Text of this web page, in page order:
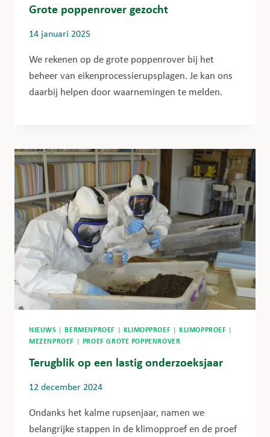
Grote poppenrover gezocht
14 januari 2025
We rekenen op de grote poppenrover bij het
beheer van eikenprocessierupsplagen. Je kan ons
daarbij helpen door waarnemingen te melden.
NIEUWS |BERMENPROEF | KLIMOPPROEF |KLIMOPPROEF |
MEZENPROEF | PROEF GROTE POPPENROVER
Terugblik op een lastig onderzoeksjaar
12 december 2024
Ondanks het kalme rupsenjaar, namen we
belangrijke stappen in de klimopproef en de proef